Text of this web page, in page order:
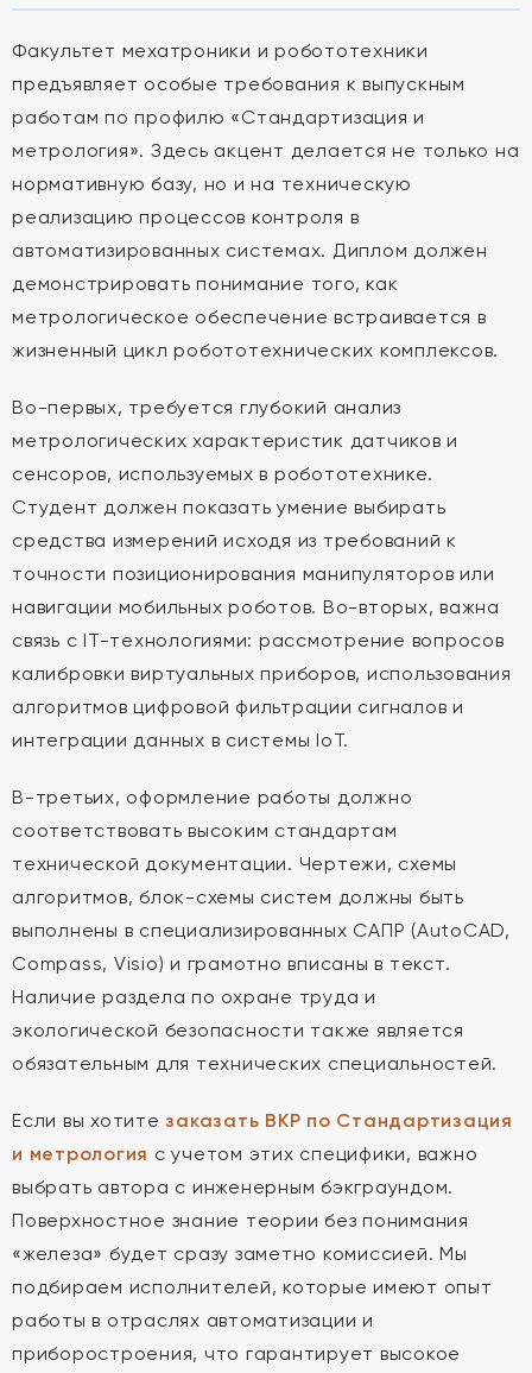
Факультет мехатроники и робототехники
предъявляет особые требования к выпускным
работам по профилю «Стандартизация и
метрология». Здесь акцент делается не только на
нормативную базу, но и на техническую
реализацию процессов контроля в
автоматизированных системах. Диплом должен
демонстрировать понимание того, как
метрологическое обеспечение встраивается в
жизненный цикл робототехнических комплексов.
Во-первых, требуется глубокий анализ
метрологических характеристик датчиков и
сенсоров, используемых в робототехнике.
Студент должен показать умение выбирать
средства измерений исходя из требований к
точности позиционирования манипуляторов или
навигации мобильных роботов. Во-вторых, важна
связь с IT-технологиями: рассмотрение вопросов
калибровки виртуальных приборов, использования
алгоритмов цифровой фильтрации сигналов и
интеграции данных в системы IoT.
В-третьих, оформление работы должно
соответствовать высоким стандартам
технической документации. Чертежи, схемы
алгоритмов, блок-схемы систем должны быть
выполнены в специализированных САПР (AutoCAD,
Compass, Visio) и грамотно вписаны в текст.
Наличие раздела по охране труда и
экологической безопасности также является
обязательным для технических специальностей.
Если вы хотитезаказать ВКР по Стандартизация
и метрология с учетом этих специфики, важно
выбрать автора с инженерным бэкграундом.
Поверхностное знание теории без понимания
«железа» будет сразу заметно комиссией. Мы
подбираем исполнителей, которые имеют опыт
работы в отраслях автоматизации и
приборостроения, что гарантирует высокое